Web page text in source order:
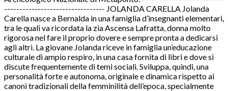
--------------------------------- JOLANDA CARELLA Jolanda
Carella nasce a Bernalda in una famiglia d’insegnanti elementari,
tra le quali va ricordata la zia Ascensa Lafratta, donna molto
rigorosa nel fare il proprio dovere e sempre pronta a dedicarsi
agli altri. La giovane Jolanda riceve in famiglia un’educazione
culturale di ampio respiro, in una casa fornita di libri e dove si
discute frequentemente di temi sociali. Sviluppa, quindi, una
personalità forte e autonoma, originale e dinamica rispetto ai
canoni tradizionali della femminilità dell’epoca, specialmente